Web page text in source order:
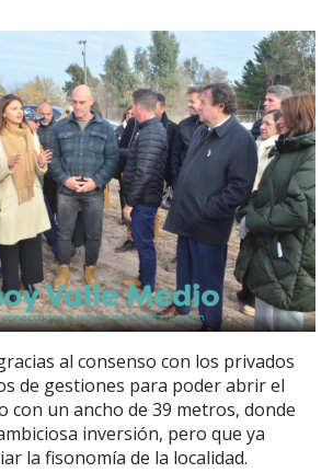
al consenso con los privados
de gestiones para poder abrir el
con un ancho de 39 metros, donde
inversión, pero que ya
la fisonomía de la localidad.